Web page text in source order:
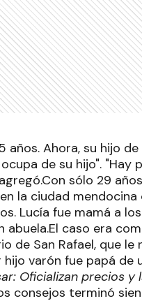
años. Ahora, su hijo
de su hijo". "Hay
sólo 29
la ciudad mendocina
Lucía fue mamá a
abuela.El caso era
de San Rafael, que
varón fue papá de
Oficializan precios
consejos terminó